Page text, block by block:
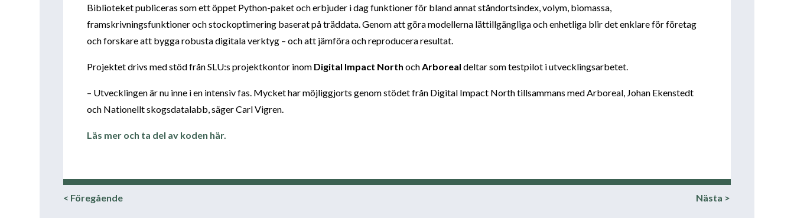
Biblioteket publiceras som ett öppet Python-paket och erbjuder i dag funktioner för bland annat ståndortsindex, volym, biomassa,
framskrivningsfunktioner och stockoptimering baserat på träddata. Genom att göra modellerna lättillgängliga och enhetliga blir det enklare för företag
och forskare att bygga robusta digitala verktyg – och att jämföra och reproducera resultat.
Projektet drivs med stöd från SLU:s projektkontor inom Digital Impact North ochArboreal deltar som testpilot i utvecklingsarbetet.
– Utvecklingen är nu inne i en intensiv fas. Mycket har möjliggjorts genom stödet från Digital Impact North tillsammans med Arboreal, Johan Ekenstedt
och Nationellt skogsdatalabb, säger Carl Vigren.
Läs mer och ta del av koden här.
< Föregående Nästa >